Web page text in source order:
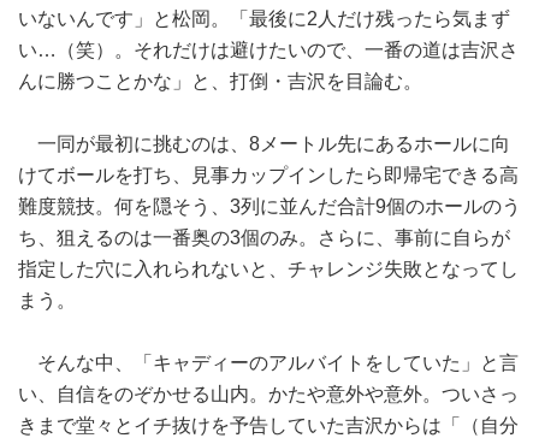
いないんです」と松岡。「最後に2人だけ残ったら気まず
い…（笑）。それだけは避けたいので、一番の道は吉沢さ
んに勝つことかな」と、打倒・吉沢を目論む。
一同が最初に挑むのは、8メートル先にあるホールに向
けてボールを打ち、見事カップインしたら即帰宅できる高
難度競技。何を隠そう、3列に並んだ合計9個のホールのう
ち、狙えるのは一番奥の3個のみ。さらに、事前に自らが
指定した穴に入れられないと、チャレンジ失敗となってし
まう。
そんな中、「キャディーのアルバイトをしていた」と言
い、自信をのぞかせる山内。かたや意外や意外。ついさっ
きまで堂々とイチ抜けを予告していた吉沢からは「（自分